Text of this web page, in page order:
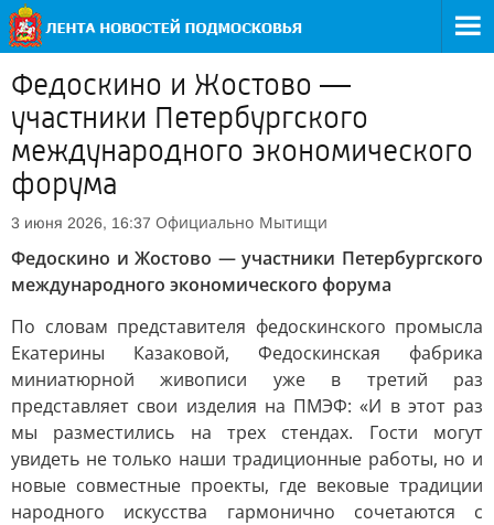
Федоскино и Жостово —
участники Петербургского
международного экономического
форума
3 июня 2026, 16:37 Официально Мытищи
Федоскино и Жостово — участники Петербургского
международного экономического форума
По словам представителя федоскинского промысла
Екатерины Казаковой, Федоскинская фабрика
миниатюрной живописи уже в третий раз
представляет свои изделия на ПМЭФ: «И в этот раз
мы разместились на трех стендах. Гости могут
увидеть не только наши традиционные работы, но и
новые совместные проекты, где вековые традиции
народного искусства гармонично сочетаются с